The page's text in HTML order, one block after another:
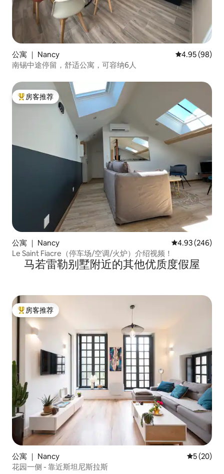
公寓 ｜ Nancy 平均评分 4.95
4.95 (98)
南锡中途停留，舒适公寓，可容纳6人
热门「房客推荐」
房客推荐
公寓 ｜ Nancy 平均评分 4.93
4.93 (246)
Le Saint Fiacre（停车场/空调/火炉）介绍视频！
马若雷勒别墅附近的其他优质度假屋
热门「房客推荐」
房客推荐
公寓 ｜ Nancy 平均评分
5 (20)
花园一侧 - 靠近斯坦尼斯拉斯